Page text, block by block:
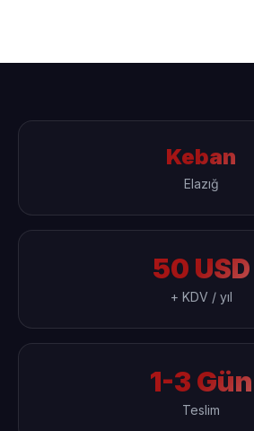
Keban
Elazığ
50 USD
+ KDV / yıl
1-3 Gün
Teslim